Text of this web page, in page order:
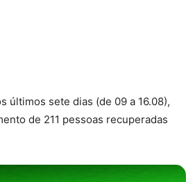
últimos sete dias (de 09 a 16.08),
de 211 pessoas recuperadas